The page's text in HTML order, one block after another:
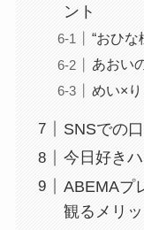
ント
“おひ
あおい
めい×
SNSでの
今日好き
ABEMAプ
観るメリッ